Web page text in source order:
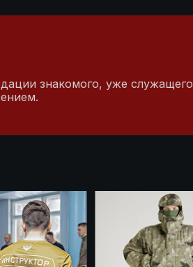
знакомого, уже служащего